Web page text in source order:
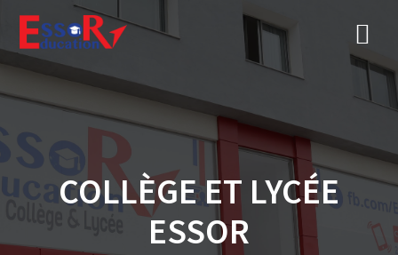
COLLÈGE ET LYCÉE
ESSOR